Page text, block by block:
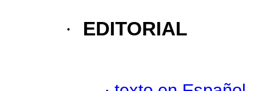
· EDITORIAL